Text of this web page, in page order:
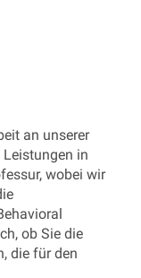
an unserer
in
wobei wir
ob Sie die
die für den